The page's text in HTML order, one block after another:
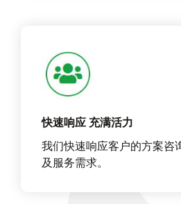
快速响应 充满活力
我们快速响应客户的方案咨
及服务需求。